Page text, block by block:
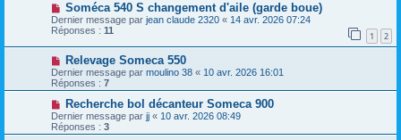
Soméca 540 S changement d'aile (garde boue)
Dernier message par jean claude 2320 « 14 avr. 2026 07:24
Réponses : 11 1 2
Relevage Someca 550
Dernier message par moulino 38 « 10 avr. 2026 16:01
Réponses : 7
Recherche bol décanteur Someca 900
Dernier message par jj « 10 avr. 2026 08:49
Réponses : 3